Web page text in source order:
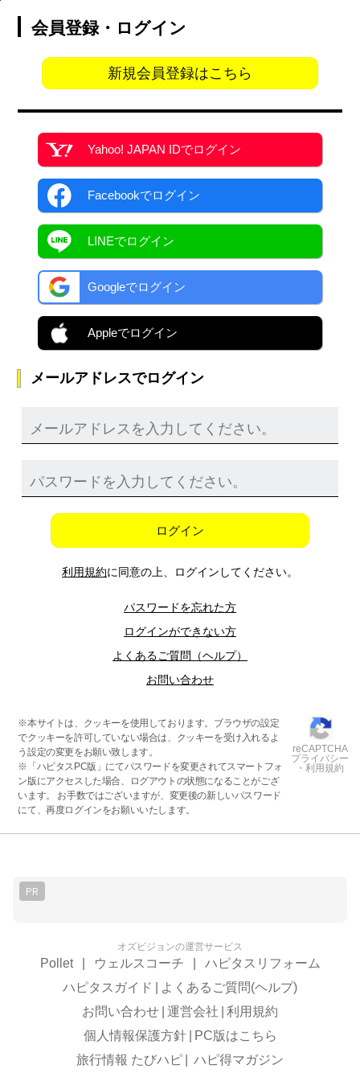
会員登録・ログイン
新規会員登録はこちら
Yahoo! JAPAN IDでログイン
Facebookでログイン
LINEでログイン
Googleでログイン
Appleでログイン
メールアドレスでログイン
ログイン
利用規約に同意の上、ログインしてください。
パスワードを忘れた方
ログインができない方
よくあるご質問（ヘルプ）
お問い合わせ
※本サイトは、クッキーを使用しております。ブラウザの設定
でクッキーを許可していない場合は、クッキーを受け入れるよ
う設定の変更をお願い致します。
※「ハピタスPC版」にてパスワードを変更されてスマートフォ
ン版にアクセスした場合、ログアウトの状態になることがござ
います。 お手数ではございますが、変更後の新しいパスワード
にて、再度ログインをお願いいたします。
reCAPTCHA
プライバシー
・利用規約
PR
オズビジョンの運営サービス
Pollet ウェルスコーチ
ハピタスリフォーム
ハピタスガイド
よくあるご質問(ヘルプ)
お問い合わせ 運営会社
利用規約
個人情報保護方針
PC版はこちら
旅行情報 たびハピ
ハピ得マガジン